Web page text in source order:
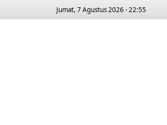
Jumat, 7 Agustus 2026 - 22:55